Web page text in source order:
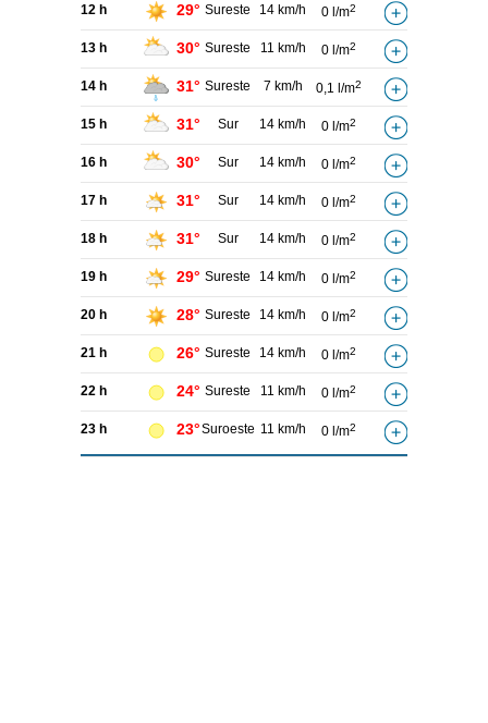
12 h 29° Sureste 14 km/h 0 l/m2
13 h 30° Sureste 11 km/h 0 l/m2
14 h 31° Sureste 7 km/h 0,1 l/m2
15 h 31° Sur 14 km/h 0 l/m2
16 h 30° Sur 14 km/h 0 l/m2
17 h 31° Sur 14 km/h 0 l/m2
18 h 31° Sur 14 km/h 0 l/m2
19 h 29° Sureste 14 km/h 0 l/m2
20 h 28° Sureste 14 km/h 0 l/m2
21 h 26° Sureste 14 km/h 0 l/m2
22 h 24° Sureste 11 km/h 0 l/m2
23 h 23°Suroeste 11 km/h 0 l/m2